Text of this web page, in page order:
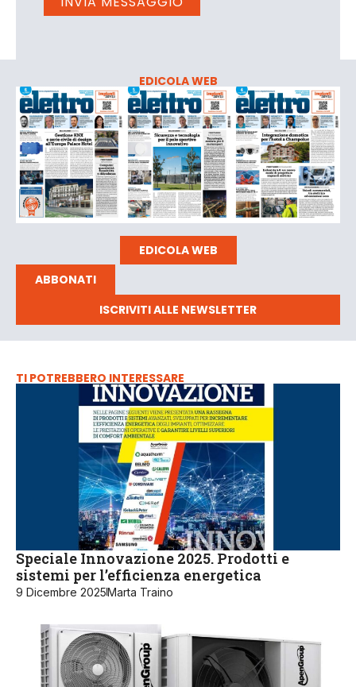
EDICOLA WEB
EDICOLA WEB
ABBONATI
ISCRIVITI ALLE NEWSLETTER
TI POTREBBERO INTERESSARE
Speciale Innovazione 2025. Prodotti e
sistemi per l’efficienza energetica
9 Dicembre 2025Marta Traino